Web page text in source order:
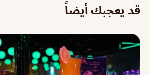
قد يعجبك أيضاً